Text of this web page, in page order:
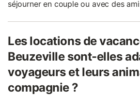
séjourner en couple ou avec des
Les locations de
Beuzeville sont-elles
voyageurs et leurs
compagnie ?